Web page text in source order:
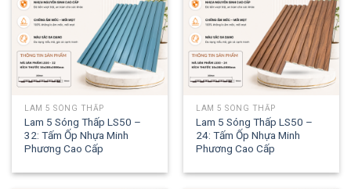
LAM 5 SÓNG THẤP
Lam 5 Sóng Thấp LS50 –
32: Tấm Ốp Nhựa Minh
Phương Cao Cấp
LAM 5 SÓNG THẤP
Lam 5 Sóng Thấp LS50 –
24: Tấm Ốp Nhựa Minh
Phương Cao Cấp